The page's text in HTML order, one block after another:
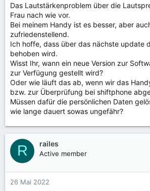
Das Lautstärkenproblem über die
Frau nach wie vor.
Bei meinem Handy ist es besser, aber
zufriedenstellend.
Ich hoffe, dass über das nächste update
behoben wird.
Wisst Ihr, wann ein neue Version zur
zur Verfügung gestellt wird?
Oder wie läuft das ab, wenn wir das
bzw. zur Überprüfung bei shiftphone
Müssen dafür die persönlichen Daten
wie lange dauert sowas ungefähr?
R railes
Active member
26 Mai 2022